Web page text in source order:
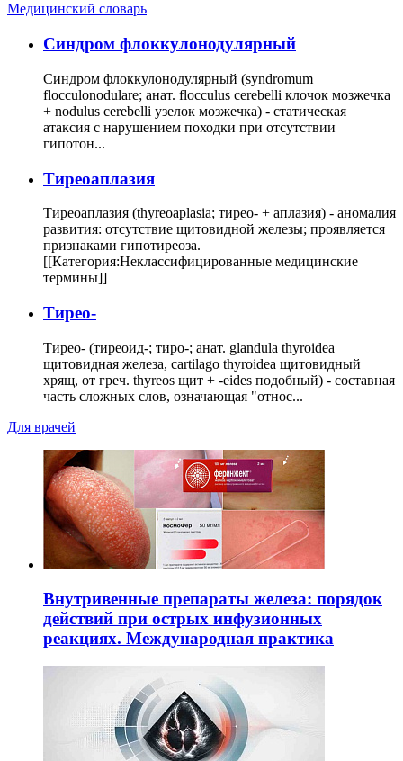
Медицинский словарь
Cиндром флоккулонодулярный
Синдром флоккулонодулярный (syndromum
flocculonodulare; анат. flocculus cerebelli клочок мозжечка
+ nodulus cerebelli узелок мозжечка) - статическая
атаксия с нарушением походки при отсутствии
гипотон...
Тиреоаплазия
Тиреоаплазия (thyreoaplasia; тирео- + аплазия) - аномалия
развития: отсутствие щитовидной железы; проявляется
признаками гипотиреоза.
[[Категория:Неклассифицированные медицинские
термины]]
Тирео-
Тирео- (тиреоид-; тиро-; анат. glandula thyroidea
щитовидная железа, cartilago thyroidea щитовидный
хрящ, от греч. thyreos щит + -eides подобный) - составная
часть сложных слов, означающая "относ...
Для врачей
Внутривенные препараты железа: порядок
действий при острых инфузионных
реакциях. Международная практика